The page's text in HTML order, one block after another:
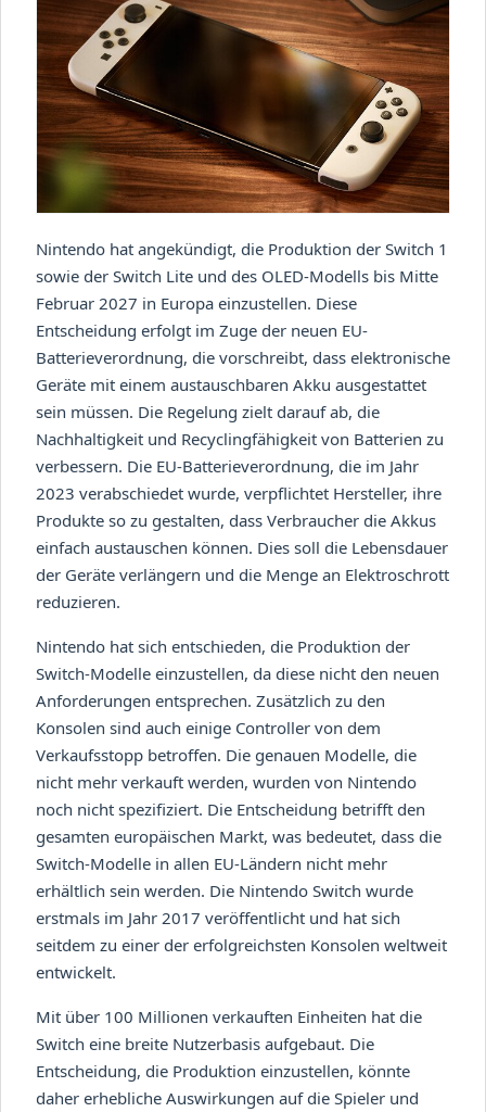
Nintendo hat angekündigt, die Produktion der Switch 1
sowie der Switch Lite und des OLED-Modells bis Mitte
Februar 2027 in Europa einzustellen. Diese
Entscheidung erfolgt im Zuge der neuen EU-
Batterieverordnung, die vorschreibt, dass elektronische
Geräte mit einem austauschbaren Akku ausgestattet
sein müssen. Die Regelung zielt darauf ab, die
Nachhaltigkeit und Recyclingfähigkeit von Batterien zu
verbessern. Die EU-Batterieverordnung, die im Jahr
2023 verabschiedet wurde, verpflichtet Hersteller, ihre
Produkte so zu gestalten, dass Verbraucher die Akkus
einfach austauschen können. Dies soll die Lebensdauer
der Geräte verlängern und die Menge an Elektroschrott
reduzieren.
Nintendo hat sich entschieden, die Produktion der
Switch-Modelle einzustellen, da diese nicht den neuen
Anforderungen entsprechen. Zusätzlich zu den
Konsolen sind auch einige Controller von dem
Verkaufsstopp betroffen. Die genauen Modelle, die
nicht mehr verkauft werden, wurden von Nintendo
noch nicht spezifiziert. Die Entscheidung betrifft den
gesamten europäischen Markt, was bedeutet, dass die
Switch-Modelle in allen EU-Ländern nicht mehr
erhältlich sein werden. Die Nintendo Switch wurde
erstmals im Jahr 2017 veröffentlicht und hat sich
seitdem zu einer der erfolgreichsten Konsolen weltweit
entwickelt.
Mit über 100 Millionen verkauften Einheiten hat die
Switch eine breite Nutzerbasis aufgebaut. Die
Entscheidung, die Produktion einzustellen, könnte
daher erhebliche Auswirkungen auf die Spieler und